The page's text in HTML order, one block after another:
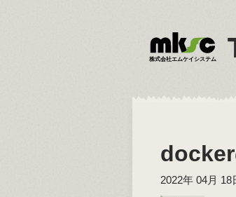
株式会社エムケイシステム
2022年 04月 18